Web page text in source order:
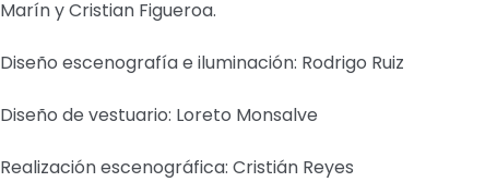
Marín y Cristian Figueroa.
Diseño escenografía e iluminación: Rodrigo Ruiz
Diseño de vestuario: Loreto Monsalve
Realización escenográfica: Cristián Reyes